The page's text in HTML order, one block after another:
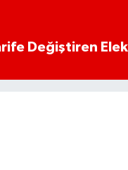
Değiştiren